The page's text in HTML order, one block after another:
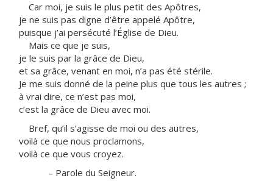
Car moi, je suis le plus petit des Apôtres,
je ne suis pas digne d’être appelé Apôtre,
puisque j’ai persécuté l’Église de Dieu.
Mais ce que je suis,
je le suis par la grâce de Dieu,
et sa grâce, venant en moi, n’a pas été stérile.
Je me suis donné de la peine plus que tous les autres ;
à vrai dire, ce n’est pas moi,
c’est la grâce de Dieu avec moi.
Bref, qu’il s’agisse de moi ou des autres,
voilà ce que nous proclamons,
voilà ce que vous croyez.
– Parole du Seigneur.